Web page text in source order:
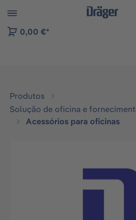
to B2B platform navigation
0,00 €*
Produtos
Solução de oficina e
Acessórios para oficinas
Ignorar galeria de imagens